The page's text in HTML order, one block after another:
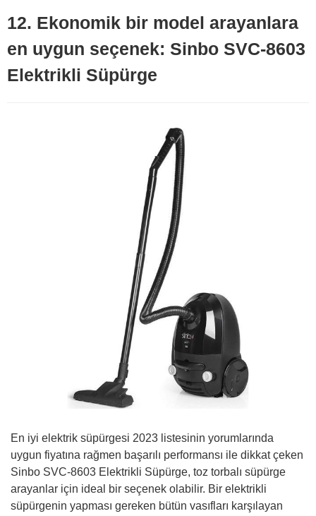
12. Ekonomik bir model arayanlara
en uygun seçenek: Sinbo SVC-8603
Elektrikli Süpürge
En iyi elektrik süpürgesi 2023 listesinin yorumlarında
uygun fiyatına rağmen başarılı performansı ile dikkat çeken
Sinbo SVC-8603 Elektrikli Süpürge, toz torbalı süpürge
arayanlar için ideal bir seçenek olabilir. Bir elektrikli
süpürgenin yapması gereken bütün vasıfları karşılayan